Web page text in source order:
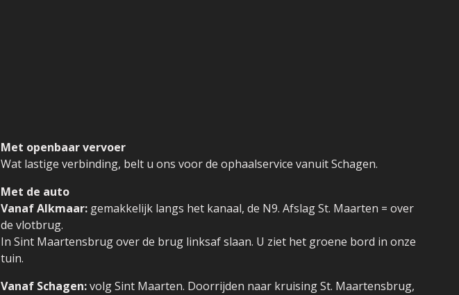
Met openbaar vervoer
Wat lastige verbinding, belt u ons voor de ophaalservice vanuit Schagen.
Met de auto
Vanaf Alkmaar: gemakkelijk langs het kanaal, de N9. Afslag St. Maarten = over
de vlotbrug.
In Sint Maartensbrug over de brug linksaf slaan. U ziet het groene bord in onze
tuin.
Vanaf Schagen:volg Sint Maarten. Doorrijden naar kruising St. Maartensbrug,